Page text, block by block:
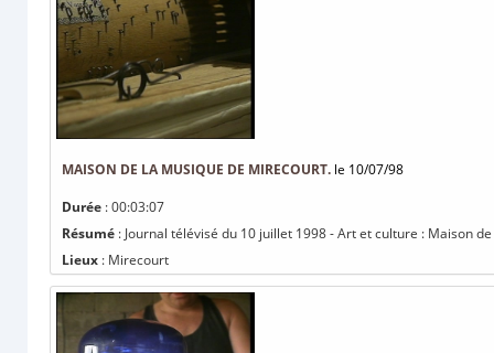
MAISON DE LA MUSIQUE DE MIRECOURT. le 10/07/98
Durée : 00:03:07
Résumé : Journal télévisé du 10 juillet 1998 - Art et culture : Maison
Lieux : Mirecourt